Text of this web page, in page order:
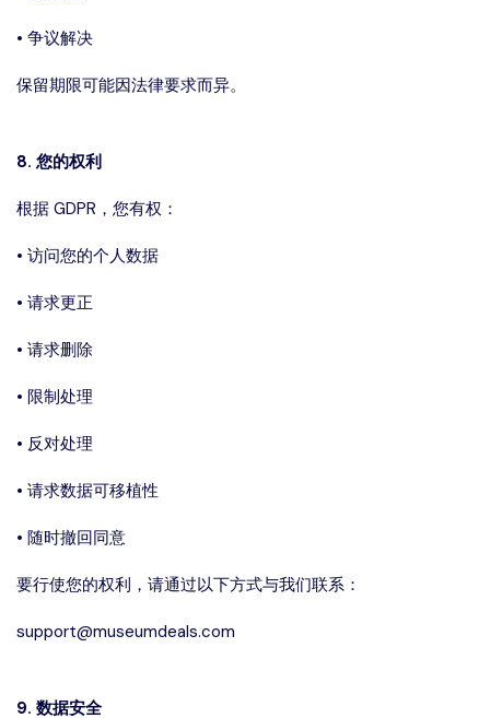
• 争议解决
保留期限可能因法律要求而异。
8. 您的权利
根据 GDPR，您有权：
• 访问您的个人数据
• 请求更正
• 请求删除
• 限制处理
• 反对处理
• 请求数据可移植性
• 随时撤回同意
要行使您的权利，请通过以下方式与我们联系：
support@museumdeals.com
9. 数据安全